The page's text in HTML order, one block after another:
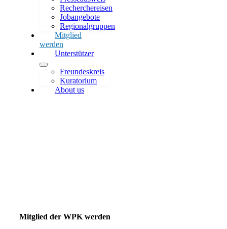
Recherchereisen
Jobangebote
Regionalgruppen
Mitglied
werden
Unterstützer
Freundeskreis
Kuratorium
About us
Mitglied der WPK werden